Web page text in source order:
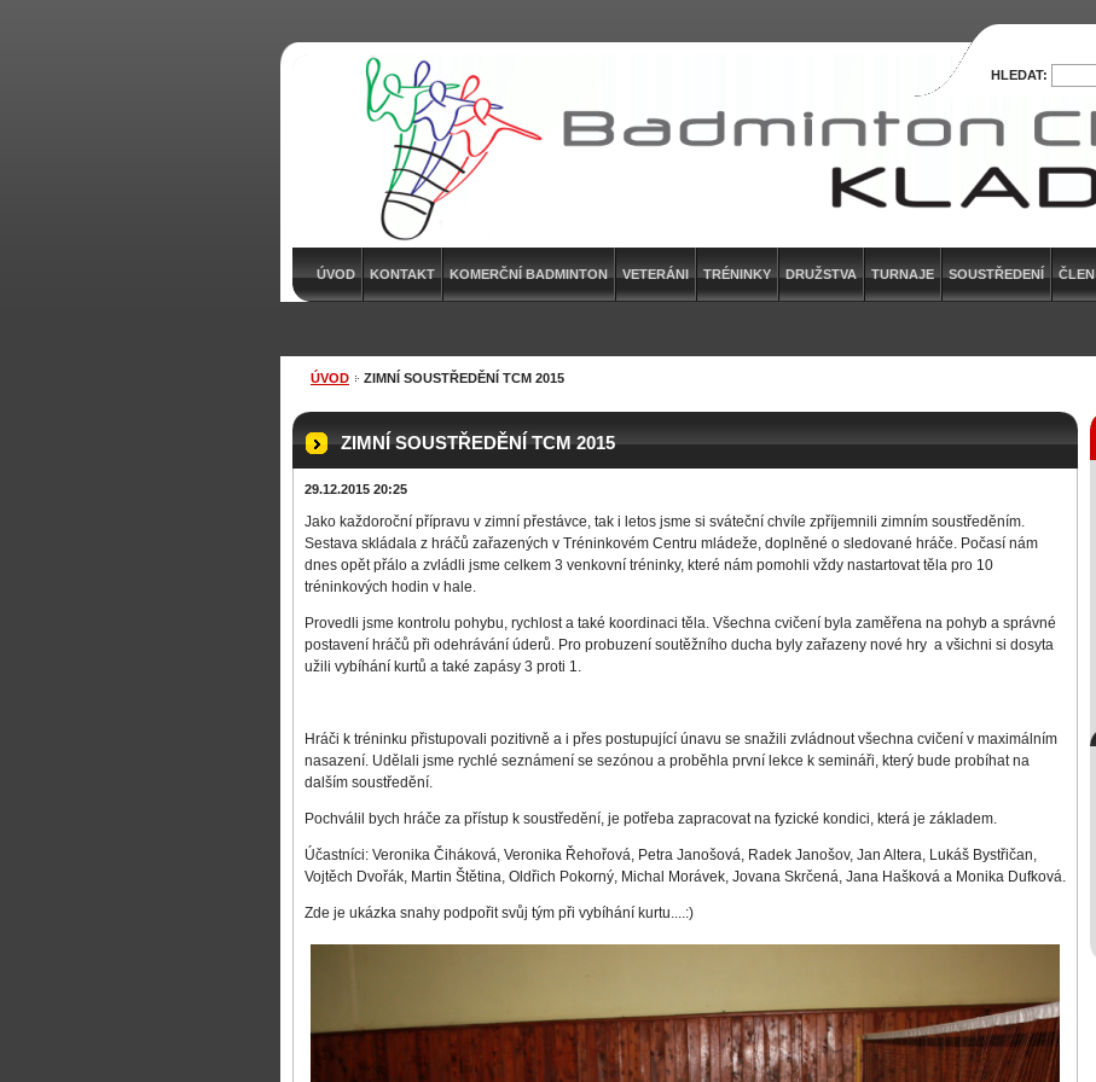
ÚVOD KONTAKT KOMERČNÍ BADMINTON VETERÁNI TRÉNINKY DRUŽSTVA TURNAJE SOUSTŘEDENÍ ČLEN
ÚVOD ZIMNÍ SOUSTŘEDĚNÍ TCM 2015
ZIMNÍ SOUSTŘEDĚNÍ TCM 2015
29.12.2015 20:25
Jako každoroční přípravu v zimní přestávce, tak i letos jsme si sváteční chvíle zpříjemnili zimním soustředěním.
Sestava skládala z hráčů zařazených v Tréninkovém Centru mládeže, doplněné o sledované hráče. Počasí nám
dnes opět přálo a zvládli jsme celkem 3 venkovní tréninky, které nám pomohli vždy nastartovat těla pro 10
tréninkových hodin v hale.
Provedli jsme kontrolu pohybu, rychlost a také koordinaci těla. Všechna cvičení byla zaměřena na pohyb a správné
postavení hráčů při odehrávání úderů. Pro probuzení soutěžního ducha byly zařazeny nové hry a všichni si dosyta
užili vybíhání kurtů a také zapásy 3 proti 1.
Hráči k tréninku přistupovali pozitivně a i přes postupující únavu se snažili zvládnout všechna cvičení v maximálním
nasazení. Udělali jsme rychlé seznámení se sezónou a proběhla první lekce k semináři, který bude probíhat na
dalším soustředění.
Pochválil bych hráče za přístup k soustředění, je potřeba zapracovat na fyzické kondici, která je základem.
Účastníci: Veronika Čiháková, Veronika Řehořová, Petra Janošová, Radek Janošov, Jan Altera, Lukáš Bystřičan,
Vojtěch Dvořák, Martin Štětina, Oldřich Pokorný, Michal Morávek, Jovana Skrčená, Jana Hašková a Monika Dufková.
Zde je ukázka snahy podpořit svůj tým při vybíhání kurtu....:)
HLEDAT: